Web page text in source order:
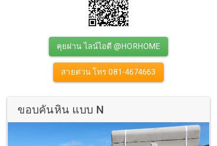
คุยผ่าน ไลน์ไอดี @HORHOME
สายด่วน โทร 081-4674663
ขอบคันหิน แบบ N